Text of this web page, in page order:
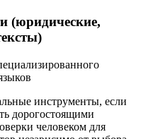
(юридические,
инструменты, если
дорогостоящими
человеком для